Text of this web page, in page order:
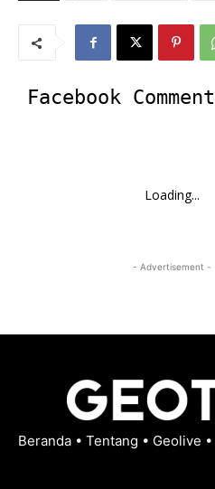
Facebook Comment
Loading...
- Advertisement -
Beranda • Tentang • Geolive •